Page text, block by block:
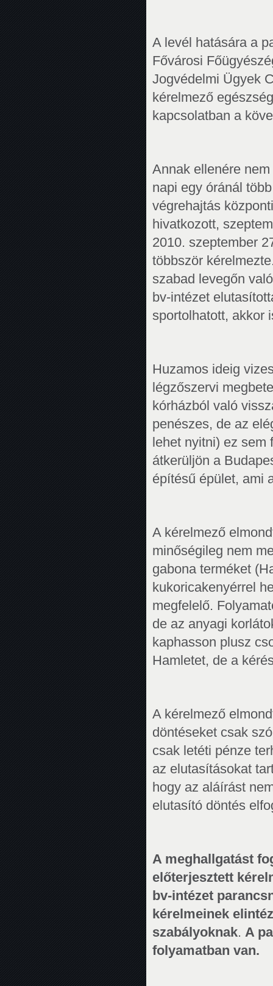
A levél hatására a
Fővárosi
Jogvédelmi Ügyek
kérelmező
kapcsolatban a
Annak ellenére
napi egy óránál
végrehajtás
hivatkozott,
2010. szeptember
többször
szabad levegőn
bv-intézet
sportolhatott, akkor
Huzamos ideig
légzőszervi
kórházból való
penészes, de az
lehet nyitni) ez
átkerüljön a
építésű épület, ami
A kérelmező
minőségileg nem
gabona terméket
kukoricakenyérrel
megfelelő.
de az anyagi
kaphasson plusz
Hamletet, de a
A kérelmező
döntéseket csak
csak letéti pénze
az elutasításokat
hogy az aláírást
elutasító döntés
A meghallgatást
előterjesztett
bv-intézet
kérelmeinek
szabályoknak. A
folyamatban van.